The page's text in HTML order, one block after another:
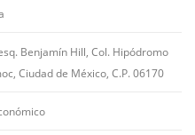
Benjamín Hill, Col. Hipódromo
Ciudad de México, C.P. 06170